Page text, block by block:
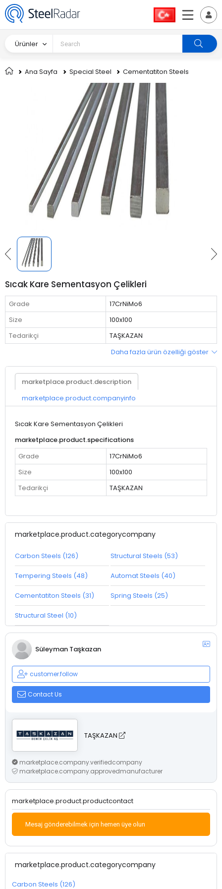
Ürünler
Ana Sayfa Special Steel Cementatiton Steels
Sıcak Kare Sementasyon Çelikleri
Grade
17CrNiMo6
Size
100x100
Tedarikçi
TAŞKAZAN
Daha fazla ürün özelliği göster
marketplace.product.description
marketplace.product.companyinfo
Sıcak Kare Sementasyon Çelikleri
marketplace.product.specifications
Grade
17CrNiMo6
Size
100x100
Tedarikçi
TAŞKAZAN
marketplace.product.categorycompany
Carbon Steels (126) Structural Steels (53)
Tempering Steels (48) Automat Steels (40)
Cementatiton Steels (31) Spring Steels (25)
Structural Steel (10)
Süleyman Taşkazan
customer.follow
Contact Us
TAŞKAZAN
marketplace.company.verifiedcompany
marketplace.company.approvedmanufacturer
marketplace.product.productcontact
Mesaj gönderebilmek için hemen üye olun
marketplace.product.categorycompany
Carbon Steels (126)